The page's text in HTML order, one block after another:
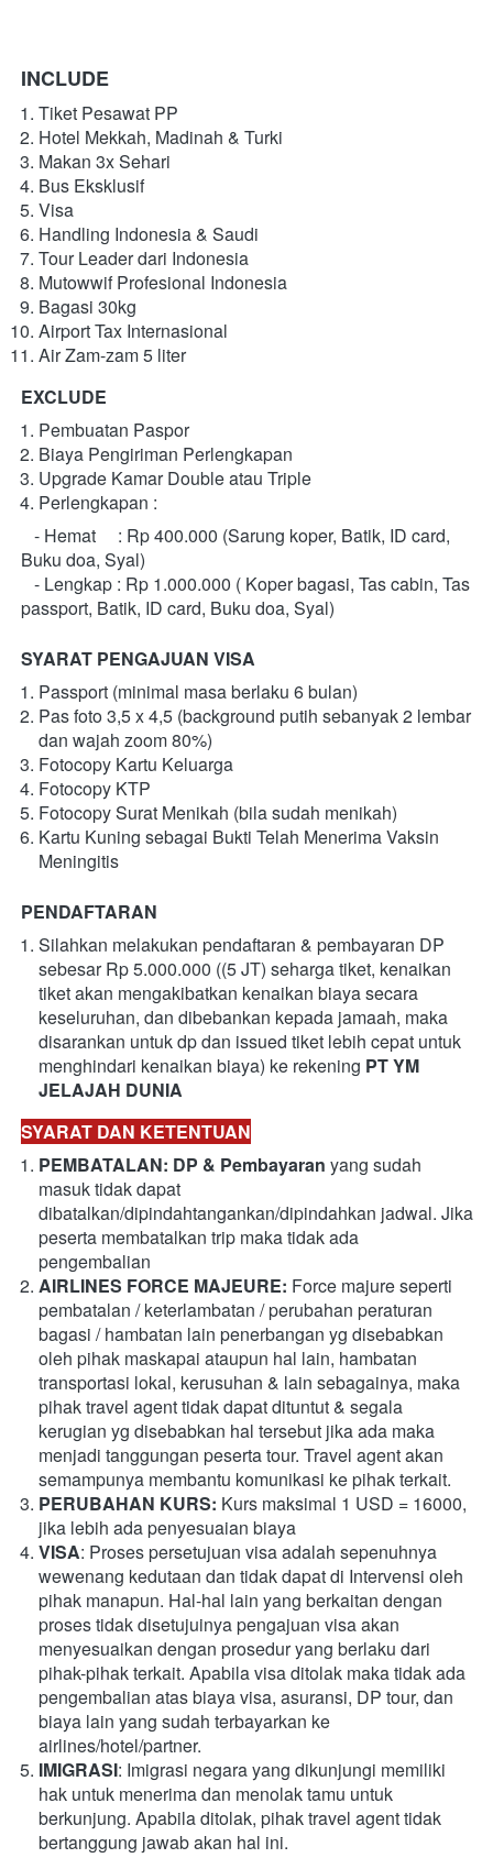
INCLUDE
Tiket Pesawat PP
Hotel Mekkah, Madinah & Turki
Makan 3x Sehari
Bus Eksklusif
Visa
Handling Indonesia & Saudi
Tour Leader dari Indonesia
Mutowwif Profesional Indonesia
Bagasi 30kg
Airport Tax Internasional
Air Zam-zam 5 liter
EXCLUDE
Pembuatan Paspor
Biaya Pengiriman Perlengkapan
Upgrade Kamar Double atau Triple
Perlengkapan :
Buku doa, Syal)
passport, Batik, ID card, Buku doa, Syal)
SYARAT PENGAJUAN VISA
Passport (minimal masa berlaku 6 bulan)
Pas foto 3,5 x 4,5 (background putih sebanyak 2 lembar
dan wajah zoom 80%)
Fotocopy Kartu Keluarga
Fotocopy KTP
Fotocopy Surat Menikah (bila sudah menikah)
Kartu Kuning sebagai Bukti Telah Menerima Vaksin
Meningitis
PENDAFTARAN
Silahkan melakukan pendaftaran & pembayaran DP
sebesar Rp 5.000.000 ((5 JT) seharga tiket, kenaikan
tiket akan mengakibatkan kenaikan biaya secara
keseluruhan, dan dibebankan kepada jamaah, maka
disarankan untuk dp dan issued tiket lebih cepat untuk
menghindari kenaikan biaya) ke rekening PT YM
JELAJAH DUNIA
SYARAT DAN KETENTUAN
PEMBATALAN: DP & Pembayaran yang sudah
masuk tidak dapat
dibatalkan/dipindahtangankan/dipindahkan jadwal. Jika
peserta membatalkan trip maka tidak ada
pengembalian
AIRLINES FORCE MAJEURE: Force majure seperti
pembatalan / keterlambatan / perubahan peraturan
bagasi / hambatan lain penerbangan yg disebabkan
oleh pihak maskapai ataupun hal lain, hambatan
transportasi lokal, kerusuhan & lain sebagainya, maka
pihak travel agent tidak dapat dituntut & segala
kerugian yg disebabkan hal tersebut jika ada maka
menjadi tanggungan peserta tour. Travel agent akan
semampunya membantu komunikasi ke pihak terkait.
PERUBAHAN KURS: Kurs maksimal 1 USD = 16000,
jika lebih ada penyesuaian biaya
VISA: Proses persetujuan visa adalah sepenuhnya
wewenang kedutaan dan tidak dapat di Intervensi oleh
pihak manapun. Hal-hal lain yang berkaitan dengan
proses tidak disetujuinya pengajuan visa akan
menyesuaikan dengan prosedur yang berlaku dari
pihak-pihak terkait. Apabila visa ditolak maka tidak ada
pengembalian atas biaya visa, asuransi, DP tour, dan
biaya lain yang sudah terbayarkan ke
airlines/hotel/partner.
IMIGRASI: Imigrasi negara yang dikunjungi memiliki
hak untuk menerima dan menolak tamu untuk
berkunjung. Apabila ditolak, pihak travel agent tidak
bertanggung jawab akan hal ini.